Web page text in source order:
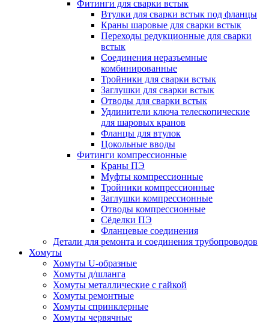
Фитинги для сварки встык
Втулки для сварки встык под фланцы
Краны шаровые для сварки встык
Переходы редукционные для сварки
встык
Соединения неразъемные
комбинированные
Тройники для сварки встык
Заглушки для сварки встык
Отводы для сварки встык
Удлинители ключа телескопические
для шаровых кранов
Фланцы для втулок
Цокольные вводы
Фитинги компрессионные
Краны ПЭ
Муфты компрессионные
Тройники компрессионные
Заглушки компрессионные
Отводы компрессионные
Сёделки ПЭ
Фланцевые соединения
Детали для ремонта и соединения трубопроводов
Хомуты
Хомуты U-образные
Хомуты д/шланга
Хомуты металлические с гайкой
Хомуты ремонтные
Хомуты спринклерные
Хомуты червячные